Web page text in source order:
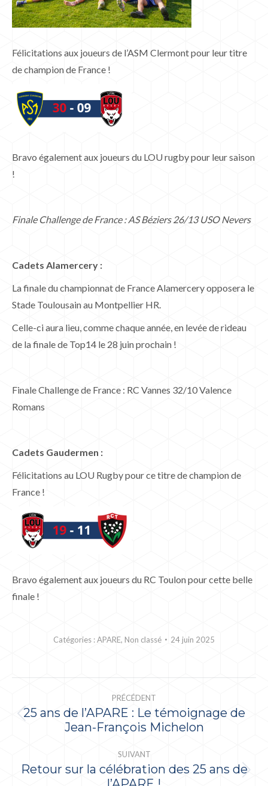
Félicitations aux joueurs de l’ASM Clermont pour leur titre
de champion de France !
Bravo également aux joueurs du LOU rugby pour leur saison
!
Finale Challenge de France : AS Béziers 26/13 USO Nevers
Cadets Alamercery :
La finale du championnat de France Alamercery opposera le
Stade Toulousain au Montpellier HR.
Celle-ci aura lieu, comme chaque année, en levée de rideau
de la finale de Top14 le 28 juin prochain !
Finale Challenge de France : RC Vannes 32/10 Valence
Romans
Cadets Gaudermen :
Félicitations au LOU Rugby pour ce titre de champion de
France !
Bravo également aux joueurs du RC Toulon pour cette belle
finale !
Catégories :APARE, Non classé 24 juin 2025
ARTICLE
PRÉCÉDENT
Article
:
25 ans de l’APARE : Le témoignage de
Jean-François Michelon
SUIVANT
Article
Retour sur la célébration des 25 ans de